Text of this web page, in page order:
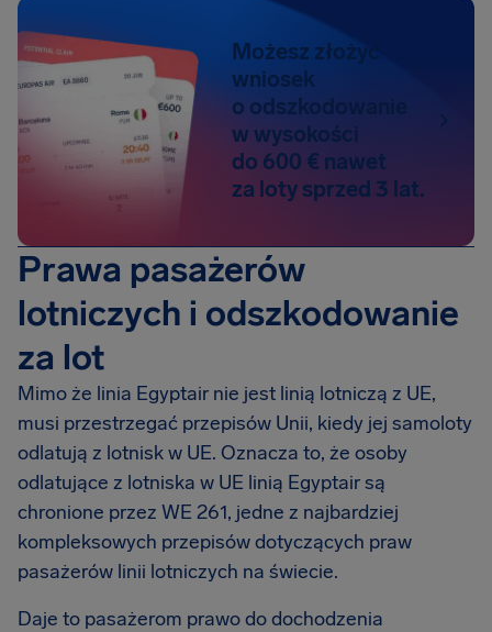
Możesz złożyć
wniosek
o odszkodowanie
w wysokości
do 600 € nawet
za loty sprzed 3 lat.
Prawa pasażerów
lotniczych i odszkodowanie
za lot
Mimo że linia Egyptair nie jest linią lotniczą z UE,
musi przestrzegać przepisów Unii, kiedy jej samoloty
odlatują z lotnisk w UE. Oznacza to, że osoby
odlatujące z lotniska w UE linią Egyptair są
chronione przez WE 261, jedne z najbardziej
kompleksowych przepisów dotyczących praw
pasażerów linii lotniczych na świecie.
Daje to pasażerom prawo do dochodzenia